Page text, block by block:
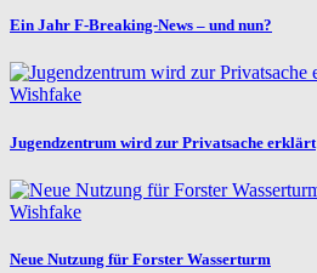
Ein Jahr F-Breaking-News – und nun?
Wishfake
Jugendzentrum wird zur Privatsache erklärt
Wishfake
Neue Nutzung für Forster Wasserturm